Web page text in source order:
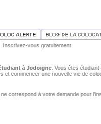
Inscrivez-vous gratuitement
à Jodoigne . Vous êtes
et commencer une nouvelle vie de
correspond à votre demande pour